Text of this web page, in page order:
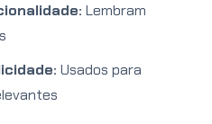
Lembram
Usados para